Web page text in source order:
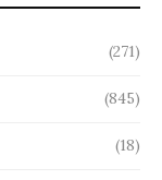
(271)
(845)
(18)